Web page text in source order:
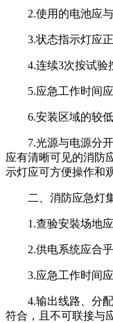
2.使用的电池应与
3.状态指示灯应正
4.连续3次按试验按
5.应急工作时间应
6.安装区域的较低
7.光源与电源分开
应有清晰可见的消防
示灯应可方便操作和
二、消防应急灯集
1.查验安裝场地应
2.供电系统应合乎
3.应急工作时间应
4.输出线路、分配
符合，且不可联接与